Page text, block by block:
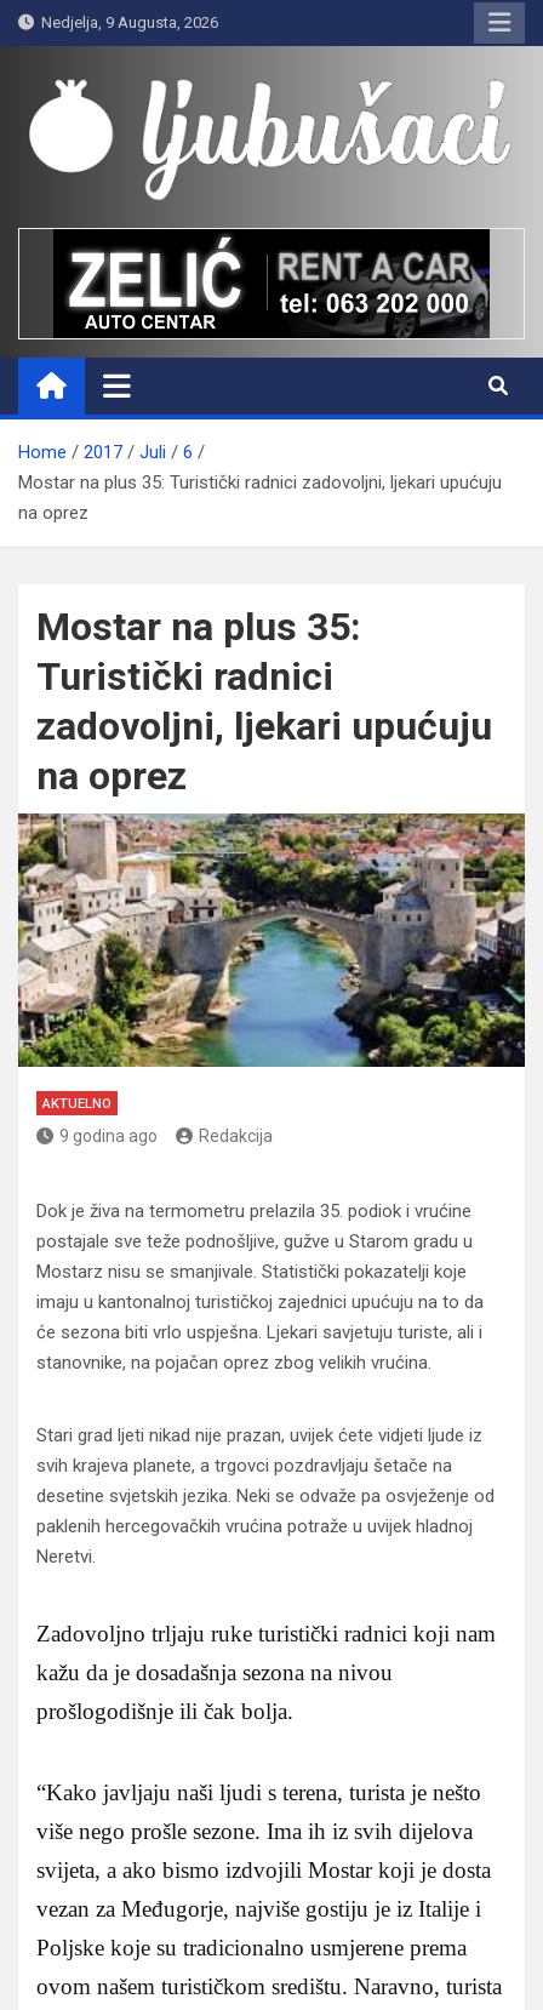
Skip
to
content
Nedjelja, 9 Augusta, 2026
Ljubušaci
Svom voljenom gradu
Home 2017 Juli
6
Mostar na plus 35: Turistički radnici zadovoljni, ljekari upućuju
na oprez
Mostar na plus 35:
Turistički radnici
zadovoljni, ljekari upućuju
na oprez
AKTUELNO
9 godina ago Redakcija
Dok je živa na termometru prelazila 35. podiok i vrućine
postajale sve teže podnošljive, gužve u Starom gradu u
Mostarz nisu se smanjivale. Statistički pokazatelji koje
imaju u kantonalnoj turističkoj zajednici upućuju na to da
će sezona biti vrlo uspješna. Ljekari savjetuju turiste, ali i
stanovnike, na pojačan oprez zbog velikih vrućina.
Stari grad ljeti nikad nije prazan, uvijek ćete vidjeti ljude iz
svih krajeva planete, a trgovci pozdravljaju šetače na
desetine svjetskih jezika. Neki se odvaže pa osvježenje od
paklenih hercegovačkih vrućina potraže u uvijek hladnoj
Neretvi.
Zadovoljno trljaju ruke turistički radnici koji nam
kažu da je dosadašnja sezona na nivou
prošlogodišnje ili čak bolja.
“Kako javljaju naši ljudi s terena, turista je nešto
više nego prošle sezone. Ima ih iz svih dijelova
svijeta, a ako bismo izdvojili Mostar koji je dosta
vezan za Međugorje, najviše gostiju je iz Italije i
Poljske koje su tradicionalno usmjerene prema
ovom našem turističkom središtu. Naravno, turista